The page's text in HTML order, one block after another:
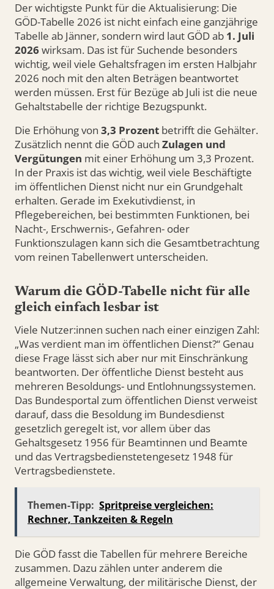
Der wichtigste Punkt für die Aktualisierung: Die
GÖD-Tabelle 2026 ist nicht einfach eine ganzjährige
Tabelle ab Jänner, sondern wird laut GÖD ab 1. Juli
2026wirksam. Das ist für Suchende besonders
wichtig, weil viele Gehaltsfragen im ersten Halbjahr
2026 noch mit den alten Beträgen beantwortet
werden müssen. Erst für Bezüge ab Juli ist die neue
Gehaltstabelle der richtige Bezugspunkt.
Die Erhöhung von 3,3 Prozent betrifft die Gehälter.
Zusätzlich nennt die GÖD auch Zulagen und
Vergütungen mit einer Erhöhung um 3,3 Prozent.
In der Praxis ist das wichtig, weil viele Beschäftigte
im öffentlichen Dienst nicht nur ein Grundgehalt
erhalten. Gerade im Exekutivdienst, in
Pflegebereichen, bei bestimmten Funktionen, bei
Nacht-, Erschwernis-, Gefahren- oder
Funktionszulagen kann sich die Gesamtbetrachtung
vom reinen Tabellenwert unterscheiden.
Warum die GÖD-Tabelle nicht für alle
gleich einfach lesbar ist
Viele Nutzer:innen suchen nach einer einzigen Zahl:
„Was verdient man im öffentlichen Dienst?“ Genau
diese Frage lässt sich aber nur mit Einschränkung
beantworten. Der öffentliche Dienst besteht aus
mehreren Besoldungs- und Entlohnungssystemen.
Das Bundesportal zum öffentlichen Dienst verweist
darauf, dass die Besoldung im Bundesdienst
gesetzlich geregelt ist, vor allem über das
Gehaltsgesetz 1956 für Beamtinnen und Beamte
und das Vertragsbedienstetengesetz 1948 für
Vertragsbedienstete.
Themen-Tipp: Spritpreise vergleichen:
Rechner, Tankzeiten & Regeln
Die GÖD fasst die Tabellen für mehrere Bereiche
zusammen. Dazu zählen unter anderem die
allgemeine Verwaltung, der militärische Dienst, der